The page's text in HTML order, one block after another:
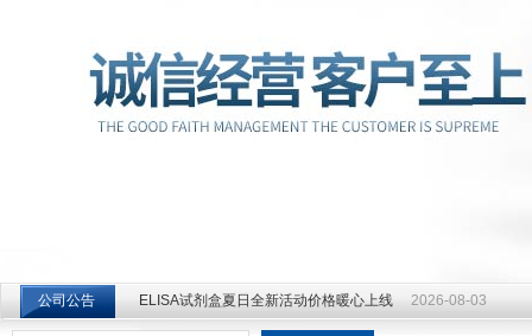
公司公告